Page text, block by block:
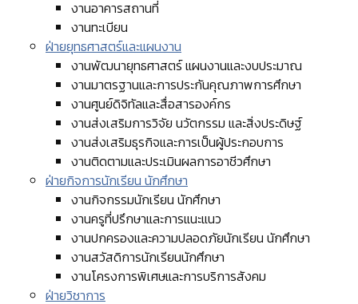
งานอาคารสถานที่
งานทะเบียน
ฝ่ายยุทธศาสตร์และแผนงาน
งานพัฒนายุทธศาสตร์ แผนงานและงบประมาณ
งานมาตรฐานและการประกันคุณภาพการศึกษา
งานศูนย์ดิจิทัลและสื่อสารองค์กร
งานส่งเสริมการวิจัย นวัตกรรม และสิ่งประดิษฐ์
งานส่งเสริมธุรกิจและการเป็นผู้ประกอบการ
งานติดตามและประเมินผลการอาชีวศึกษา
ฝ่ายกิจการนักเรียน นักศึกษา
งานกิจกรรมนักเรียน นักศึกษา
งานครูที่ปรึกษาและการแนะแนว
งานปกครองและความปลอดภัยนักเรียน นักศึกษา
งานสวัสดิการนักเรียนนักศึกษา
งานโครงการพิเศษและการบริการสังคม
ฝ่ายวิชาการ